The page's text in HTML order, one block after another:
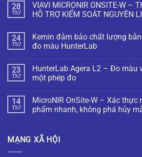
28
Th7
VIAVI MICRONIR ONSITE-W –
HỖ TRỢ KIỂM SOÁT NGUYÊN
24
Th7
Kemin đảm bảo chất lượng
đo màu HunterLab
23
Th7
HunterLab Agera L2 – Đo màu
một phép đo
14
Th7
MicroNIR OnSite-W – Xác thực
phẩm nhanh, không phá hủy
MẠNG XÃ HỘI